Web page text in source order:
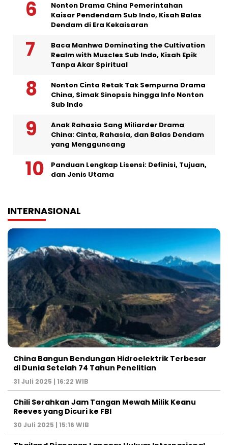
Nonton Drama China Pemerintahan
Kaisar Pendendam Sub Indo, Kisah Balas
Dendam di Era Kekaisaran
Baca Manhwa Dominating the Cultivation
Realm with Muscles Sub Indo, Kisah Epik
Tanpa Akar Spiritual
Nonton Cinta Retak Tak Sempurna Drama
China, Simak Sinopsis hingga Info Nonton
Sub Indo
Anak Rahasia Sang Miliarder Drama
China: Cinta, Rahasia, dan Balas Dendam
yang Mengguncang
Panduan Lengkap Lisensi: Definisi, Tujuan,
dan Jenis Utama
INTERNASIONAL
China Bangun Bendungan Hidroelektrik Terbesar
di Dunia Setelah 74 Tahun Penelitian
31 Juli 2025 | 16:22 WIB
Chili Serahkan Jam Tangan Mewah Milik Keanu
Reeves yang Dicuri ke FBI
30 Juli 2025 | 15:16 WIB